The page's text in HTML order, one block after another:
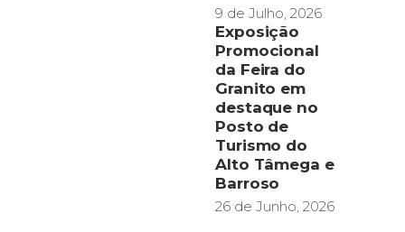
9 de Julho, 2026
Exposição
Promocional
da Feira do
Granito em
destaque no
Posto de
Turismo do
Alto Tâmega e
Barroso
26 de Junho, 2026